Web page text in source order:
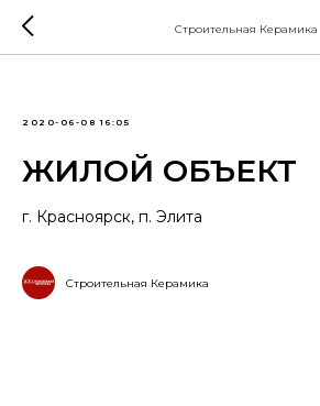
Строительная Керамика
2020-06-08 16:05
ЖИЛОЙ ОБЪЕКТ
г. Красноярск, п. Элита
Строительная Керамика